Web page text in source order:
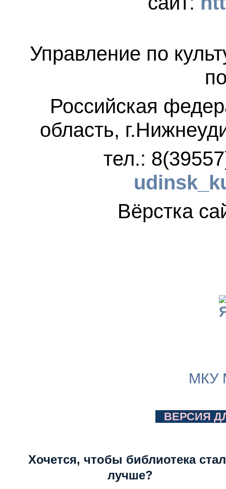
Управление по
Российская
область,
тел.:
Вёрстка
МКУ
ВЕРСИЯ
Хочется, чтобы библиотека
лучше?